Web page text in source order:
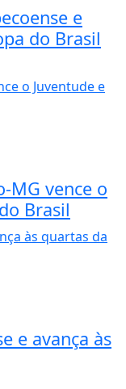
e
do Brasil
MG vence o
Brasil
e avança às